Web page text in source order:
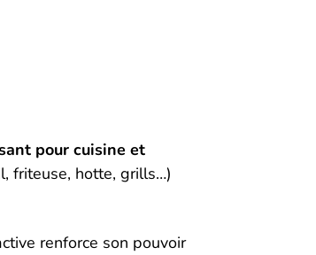
pour cuisine et
friteuse, hotte, grills…)
renforce son pouvoir